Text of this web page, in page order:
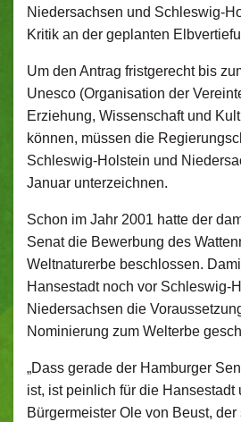
Niedersachsen und Schleswig-
Kritik an der geplanten
Um den Antrag fristgerecht bis
Unesco (Organisation der
Erziehung, Wissenschaft und
können, müssen die
Schleswig-Holstein und
Januar unterzeichnen.
Schon im Jahr 2001 hatte der
Senat die Bewerbung des
Weltnaturerbe beschlossen.
Hansestadt noch vor Schleswig-
Niedersachsen die
Nominierung zum Welterbe
„Dass gerade der Hamburger
ist, ist peinlich für die Hansestadt
Bürgermeister Ole von Beust,